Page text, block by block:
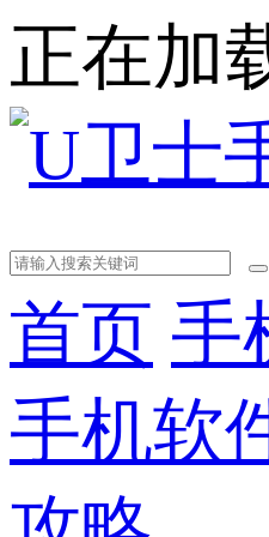
正在加
首页 手
手机软